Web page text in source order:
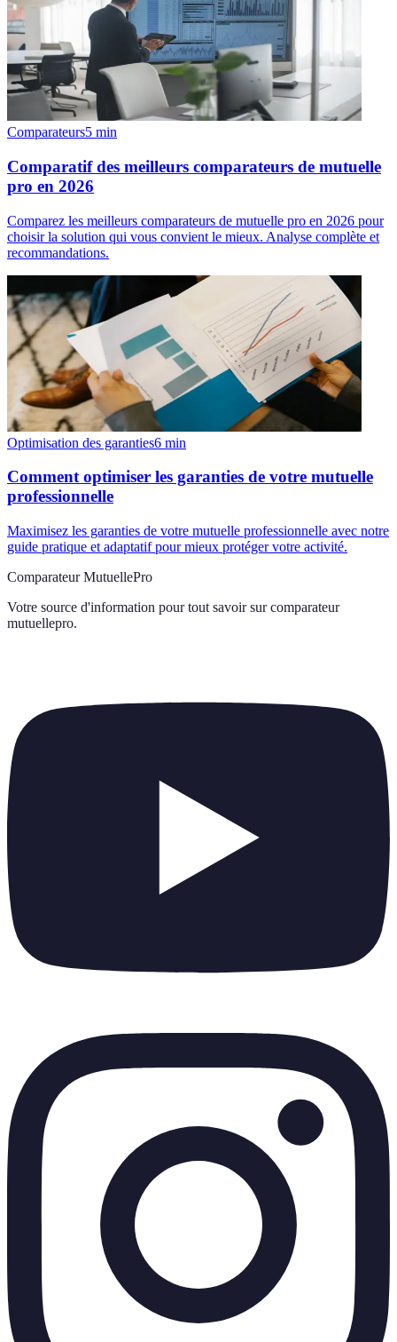
Comparateurs5 min
Comparatif des meilleurs comparateurs de mutuelle
pro en 2026
Comparez les meilleurs comparateurs de mutuelle pro en 2026 pour
choisir la solution qui vous convient le mieux. Analyse complète et
recommandations.
Optimisation des garanties6 min
Comment optimiser les garanties de votre mutuelle
professionnelle
Maximisez les garanties de votre mutuelle professionnelle avec notre
guide pratique et adaptatif pour mieux protéger votre activité.
Comparateur MutuellePro
Votre source d'information pour tout savoir sur comparateur
mutuellepro.